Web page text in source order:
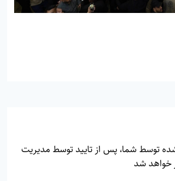
توسط شما، پس از تایید توسط مدیریت
خواهد شد